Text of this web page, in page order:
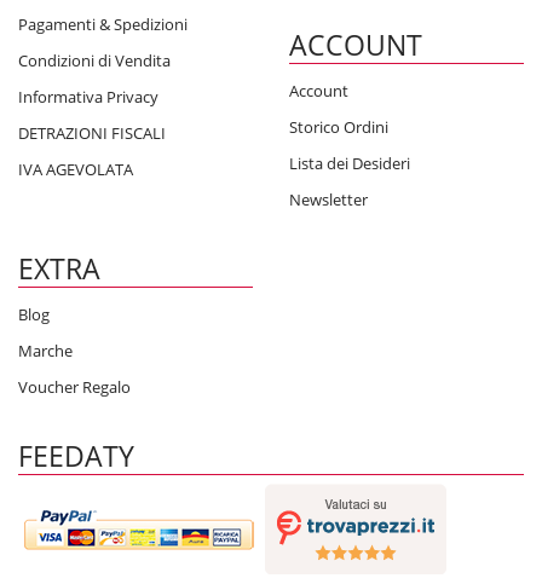
Pagamenti & Spedizioni
Condizioni di Vendita
Informativa Privacy
DETRAZIONI FISCALI
IVA AGEVOLATA
ACCOUNT
Account
Storico Ordini
Lista dei Desideri
Newsletter
EXTRA
Blog
Marche
Voucher Regalo
FEEDATY